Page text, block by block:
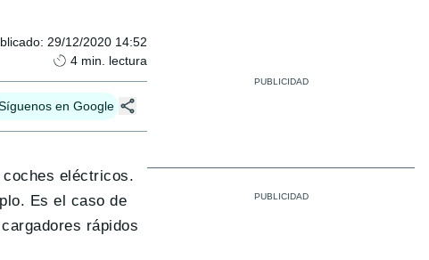
: 29/12/2020 14:52
4 min. lectura
en Google
eléctricos.
Es el caso de
rápidos